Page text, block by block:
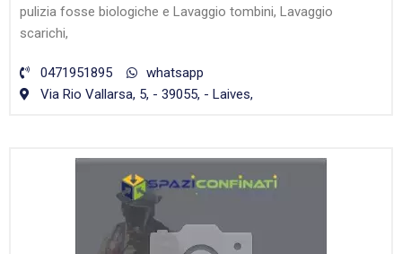
pulizia fosse biologiche e Lavaggio tombini, Lavaggio
scarichi,
0471951895
whatsapp
Via Rio Vallarsa, 5, - 39055, - Laives,